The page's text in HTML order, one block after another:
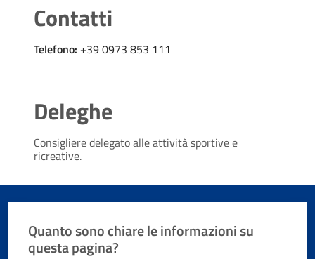
Contatti
Telefono: +39 0973 853 111
Deleghe
Consigliere delegato alle attività sportive e
ricreative.
Quanto sono chiare le informazioni su
questa pagina?